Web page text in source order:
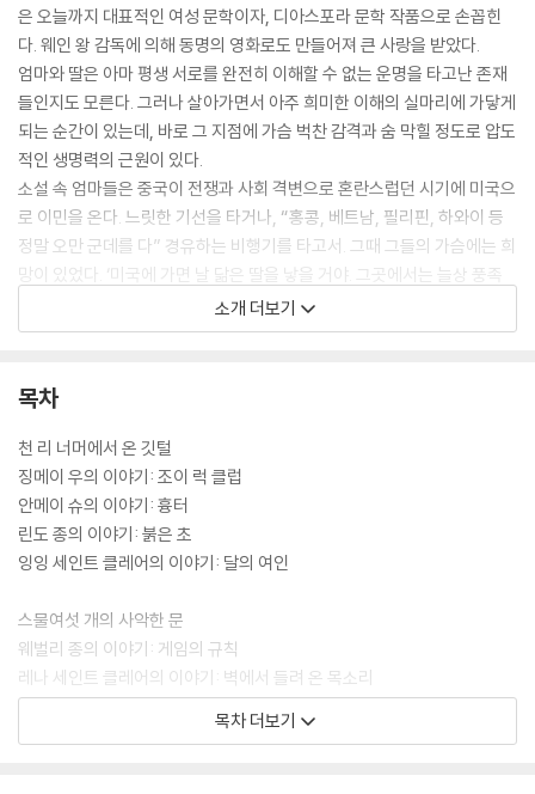
은 오늘까지 대표적인 여성 문학이자, 디아스포라 문학 작품으로 손꼽힌
다. 웨인 왕 감독에 의해 동명의 영화로도 만들어져 큰 사랑을 받았다.
엄마와 딸은 아마 평생 서로를 완전히 이해할 수 없는 운명을 타고난 존재
들인지도 모른다. 그러나 살아가면서 아주 희미한 이해의 실마리에 가닿게
되는 순간이 있는데, 바로 그 지점에 가슴 벅찬 감격과 숨 막힐 정도로 압도
적인 생명력의 근원이 있다.
소설 속 엄마들은 중국이 전쟁과 사회 격변으로 혼란스럽던 시기에 미국으
로 이민을 온다. 느릿한 기선을 타거나, “홍콩, 베트남, 필리핀, 하와이 등
정말 오만 군데를 다” 경유하는 비행기를 타고서. 그때 그들의 가슴에는 희
망이 있었다. ‘미국에 가면 날 닮은 딸을 낳을 거야. 그곳에서는 늘상 풍족
할 테니 슬픔으로 배 채울 일이 없고, 그 애를 얕잡아볼 사람도 없어. 그 애
가 완벽한 미국식 영어만 하게끔 가르칠 테니까.’
다. 조이 럭 클럽에서 그들은 배 터지게 먹고, 웃고, 마작을 한다. 다시 배 터
은 날들과 앞으로 찾아올 더더욱 좋은 날들에 대하여. 비록 가슴속에는 중
국에서 겪은 가슴 아픈 사연들이 켜켜이 쌓여 있었으나, 그 희망과 기쁨이
있었기에 살 수 있었다.
그리고 “이제 여자는 늙었다. 그리고 여자에게는 딸이 있다.” 엄마의 바람
대로 제대로 된 미국식 영어를 구사하고 “슬픔보다는 코카콜라를 더 많이
성 사이에서 다소 혼란스러워하며 살아가고 있는 딸이. 엄마는 딸이 중국
과 미국의 좋은 점만을 추려 제 것으로 삼기를 바랐으나 그 두 가지가 조화
를 이루기란 그리 쉬운 일이 아니라는 사실을 미처 알지 못했다.
한편 미국에서 나고 자란 딸은 중국에서 온 엄마를 다 이해하지 못한다. 그
때까지도 엄마가 딸에게 차마 자신의 사연을 제대로 말해주지 못했던 까닭
소개 더보기
목차
천 리 너머에서 온 깃털
징메이 우의 이야기: 조이 럭 클럽
안메이 슈의 이야기: 흉터
린도 종의 이야기: 붉은 초
잉잉 세인트 클레어의 이야기: 달의 여인
스물여섯 개의 사악한 문
웨벌리 종의 이야기: 게임의 규칙
레나 세인트 클레어의 이야기: 벽에서 들려 온 목소리
로즈 슈 조던의 이야기: 반반
목차 더보기